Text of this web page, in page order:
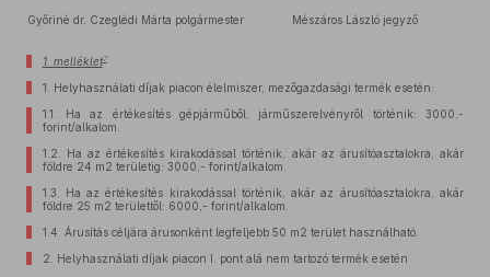
Győriné dr. Czeglédi Márta polgármester Mészáros László jegyző
1. melléklet7
1.
Helyhasználati díjak piacon élelmiszer, mezőgazdasági termék esetén:
1.1.
Ha az értékesítés gépjárműből, járműszerelvényről történik: 3000,-
forint/alkalom.
1.2.
Ha az értékesítés kirakodással történik, akár az árusítóasztalokra, akár
földre 24 m2 területig: 3000,- forint/alkalom.
1.3.
Ha az értékesítés kirakodással történik, akár az árusítóasztalokra, akár
földre 25 m2 területtől: 6000,- forint/alkalom.
1.4. Árusítás céljára árusonként legfeljebb 50 m2 terület használható.
2.
Helyhasználati díjak piacon I. pont alá nem tartozó termék esetén